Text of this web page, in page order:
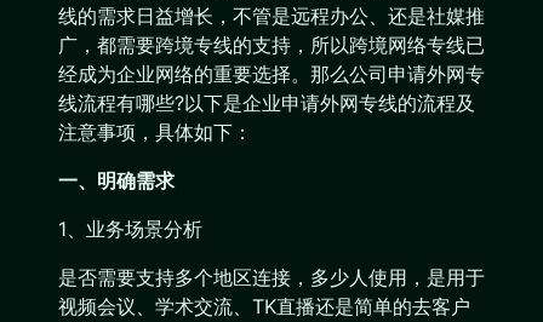
线的需求日益增长，不管是远程办公、还是社媒推
广，都需要跨境专线的支持，所以跨境网络专线已
经成为企业网络的重要选择。那么公司申请外网专
线流程有哪些?以下是企业申请外网专线的流程及
注意事项，具体如下：
一、明确需求
1、业务场景分析
是否需要支持多个地区连接，多少人使用，是用于
视频会议、学术交流、TK直播还是简单的去客户